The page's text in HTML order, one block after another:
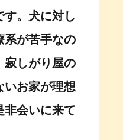
す。犬に対し
系が苦手なの
寂しがり屋の
いお家が理想
非会いに来て